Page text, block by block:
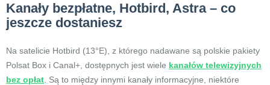
Kanały bezpłatne, Hotbird, Astra – co
jeszcze dostaniesz
Na satelicie Hotbird (13°E), z którego nadawane są polskie pakiety
Polsat Box i Canal+, dostępnych jest wiele kanałów telewizyjnych
bez opłat . Są to między innymi kanały informacyjne, niektóre